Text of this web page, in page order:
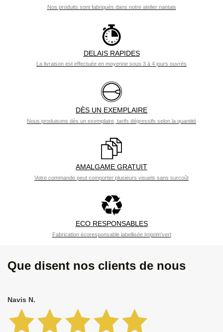
Nos produits sont fabriqués dans notre atelier nantais
DELAIS RAPIDES
La livraison est effectuée en moyenne sous 3 à 4 jours ouvrés
DÈS UN EXEMPLAIRE
Nous produisons dès un exemplaire, tarifs dégressifs selon la quantité
AMALGAME GRATUIT
Votre commande peut comporter plusieurs visuels sans surcoût
ECO RESPONSABLES
Fabrication écoresponsable labellisée Imprim'vert
Que disent nos clients de nous
Navis N.